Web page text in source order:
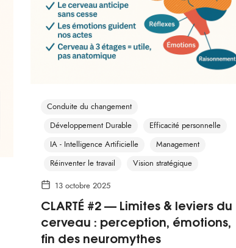
Conduite du changement
Développement Durable
Efficacité personnelle
IA - Intelligence Artificielle
Management
Réinventer le travail
Vision stratégique
13 octobre 2025
CLARTÉ #2 — Limites & leviers du
cerveau : perception, émotions,
fin des neuromythes